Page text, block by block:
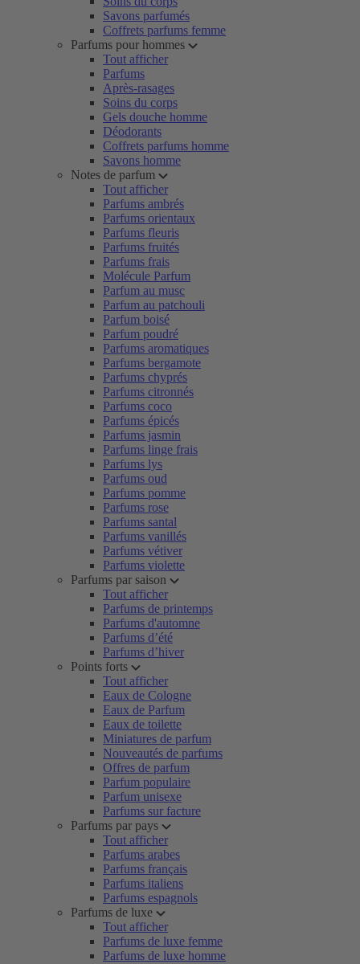
Savons parfumés
Coffrets parfums femme
Parfums pour hommes
Tout afficher
Parfums
Après-rasages
Soins du corps
Gels douche homme
Déodorants
Coffrets parfums homme
Savons homme
Notes de parfum
Tout afficher
Parfums ambrés
Parfums orientaux
Parfums fleuris
Parfums fruités
Parfums frais
Molécule Parfum
Parfum au musc
Parfum au patchouli
Parfum boisé
Parfum poudré
Parfums aromatiques
Parfums bergamote
Parfums chyprés
Parfums citronnés
Parfums coco
Parfums épicés
Parfums jasmin
Parfums linge frais
Parfums lys
Parfums oud
Parfums pomme
Parfums rose
Parfums santal
Parfums vanillés
Parfums vétiver
Parfums violette
Parfums par saison
Tout afficher
Parfums de printemps
Parfums d'automne
Parfums d’été
Parfums d’hiver
Points forts
Tout afficher
Eaux de Cologne
Eaux de Parfum
Eaux de toilette
Miniatures de parfum
Nouveautés de parfums
Offres de parfum
Parfum populaire
Parfum unisexe
Parfums sur facture
Parfums par pays
Tout afficher
Parfums arabes
Parfums français
Parfums italiens
Parfums espagnols
Parfums de luxe
Tout afficher
Parfums de luxe femme
Parfums de luxe homme